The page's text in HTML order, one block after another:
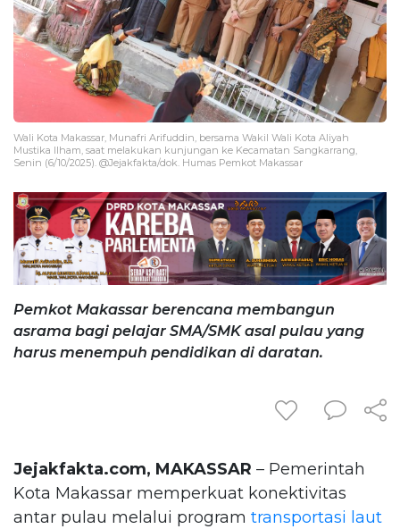
Wali Kota Makassar, Munafri Arifuddin, bersama Wakil Wali Kota Aliyah
Mustika Ilham, saat melakukan kunjungan ke Kecamatan Sangkarrang,
Senin (6/10/2025). @Jejakfakta/dok. Humas Pemkot Makassar
Pemkot Makassar berencana membangun
asrama bagi pelajar SMA/SMK asal pulau yang
harus menempuh pendidikan di daratan.
Jejakfakta.com, MAKASSAR – Pemerintah
Kota Makassar memperkuat konektivitas
antar pulau melalui program transportasi laut